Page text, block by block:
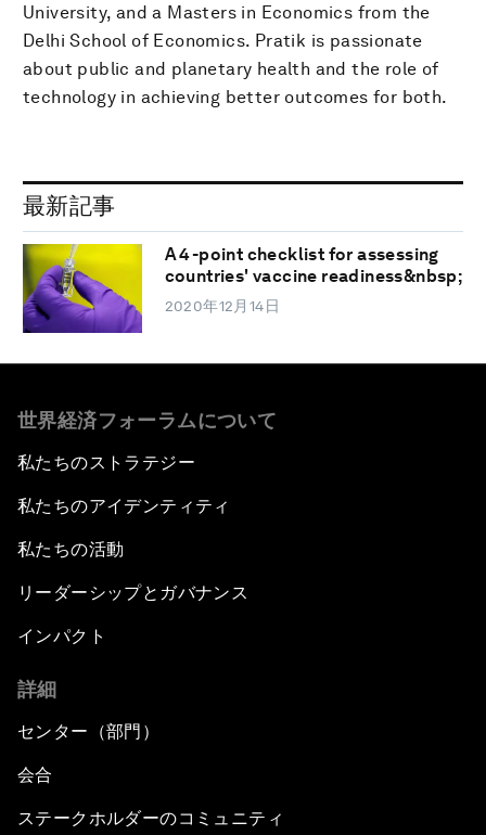
University, and a Masters in Economics from the
Delhi School of Economics. Pratik is passionate
about public and planetary health and the role of
technology in achieving better outcomes for both.
最新記事
A 4-point checklist for assessing
countries' vaccine readiness&nbsp;
2020年12月14日
世界経済フォーラムについて
私たちのストラテジー
私たちのアイデンティティ
私たちの活動
リーダーシップとガバナンス
インパクト
詳細
センター（部門）
会合
ステークホルダーのコミュニティ